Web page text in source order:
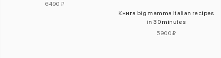
6490 ₽
Книга big mamma italian recipes
in 30 minutes
5900 ₽